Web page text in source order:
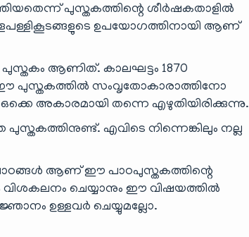
പുസ്തകത്തിന്റെ ശീർഷകതാളിൽ
ഉപയോഗത്തിനായി ആണ്
പുസ്തകം ആണിത്. കാലഘട്ടം 1870
ഈ പുസ്തകത്തിൽ സംവൃതോകാരാത്തിനോ
അകാരമായി തന്നെ എഴുതിയിരിക്കുന്നു.
എവിടെ നിന്നെങ്കിലും നല്ല
ആണ് ഈ പാഠപുസ്തകത്തിന്റെ
വിശകലനം ചെയ്യാനും ഈ വിഷയത്തിൽ
ഉള്ളവർ ചെയ്യുമല്ലോ.